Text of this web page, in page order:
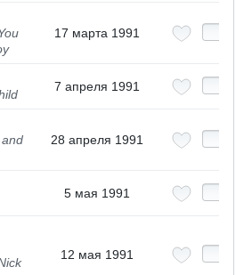
17 марта 1991
7 апреля 1991
28 апреля 1991
5 мая 1991
12 мая 1991